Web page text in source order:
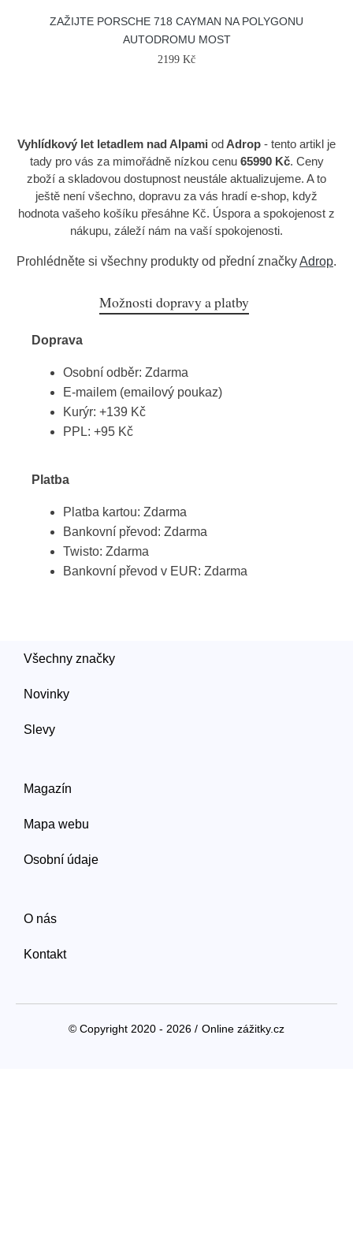
ZAŽIJTE PORSCHE 718 CAYMAN NA POLYGONU
AUTODROMU MOST
2199 Kč
Vyhlídkový let letadlem nad Alpami od Adrop - tento artikl je
tady pro vás za mimořádně nízkou cenu 65990 Kč. Ceny
zboží a skladovou dostupnost neustále aktualizujeme. A to
ještě není všechno, dopravu za vás hradí e-shop, když
hodnota vašeho košíku přesáhne Kč. Úspora a spokojenost z
nákupu, záleží nám na vaší spokojenosti.
Prohlédněte si všechny produkty od přední značkyAdrop.
Možnosti dopravy a platby
Doprava
Osobní odběr: Zdarma
E-mailem (emailový poukaz)
Kurýr: +139 Kč
PPL: +95 Kč
Platba
Platba kartou: Zdarma
Bankovní převod: Zdarma
Twisto: Zdarma
Bankovní převod v EUR: Zdarma
Všechny značky
Novinky
Slevy
Magazín
Mapa webu
Osobní údaje
O nás
Kontakt
© Copyright 2020 - 2026 / Online zážitky.cz